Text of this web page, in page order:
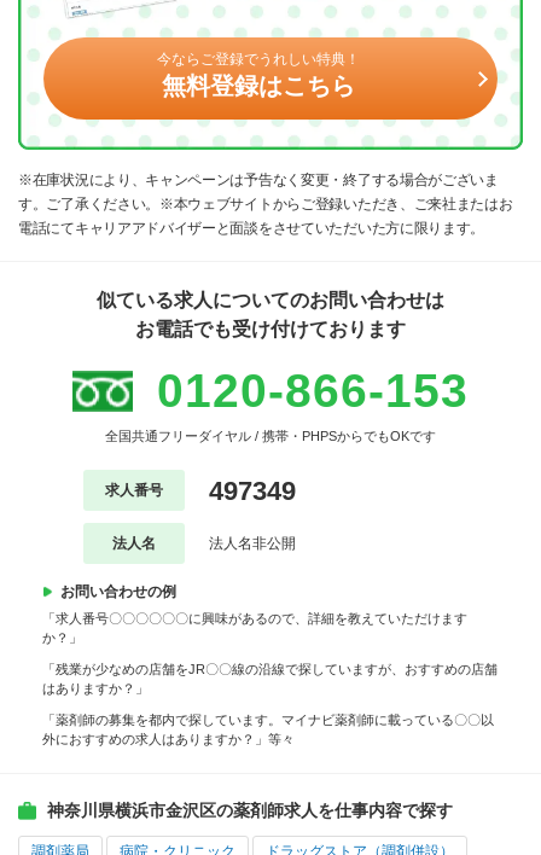
今ならご登録でうれしい特典！
無料登録はこちら
※在庫状況により、キャンペーンは予告なく変更・終了する場合がございま
す。ご了承ください。※本ウェブサイトからご登録いただき、ご来社またはお
電話にてキャリアアドバイザーと面談をさせていただいた方に限ります。
似ている求人についてのお問い合わせは
お電話でも受け付けております
0120-866-153
全国共通フリーダイヤル / 携帯・PHPSからでもOKです
求人番号 497349
法人名 法人名非公開
お問い合わせの例
「求人番号〇〇〇〇〇〇に興味があるので、詳細を教えていただけます
か？」
「残業が少なめの店舗をJR〇〇線の沿線で探していますが、おすすめの店舗
はありますか？」
「薬剤師の募集を都内で探しています。マイナビ薬剤師に載っている〇〇以
外におすすめの求人はありますか？」等々
神奈川県横浜市金沢区の薬剤師求人を仕事内容で探す